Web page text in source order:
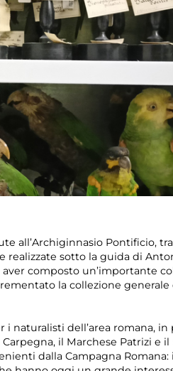
all’Archiginnasio Pontificio,
sotto la guida di
composto un’importante
la collezione generale
naturalisti dell’area romana,
il Marchese Patrizi e
dalla Campagna